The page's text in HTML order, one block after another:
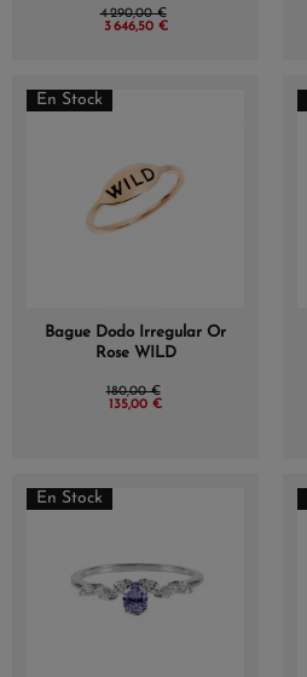
4 290,00 €
3 646,50 €
En Stock
Bague Dodo Irregular Or
Rose WILD
180,00 €
135,00 €
En Stock